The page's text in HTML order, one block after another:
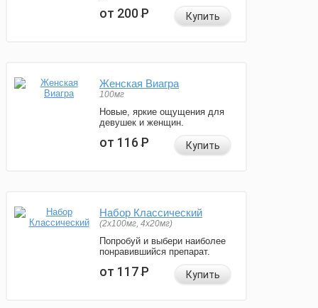
от 200Р Купить
Женская Виагра
100мг
Новые, яркие ощущения для
девушек и женщин.
от 116Р Купить
Набор Классический
(2x100мг, 4x20мг)
Попробуй и выбери наиболее
понравившийся препарат.
от 117Р Купить